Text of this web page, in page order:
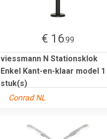
€ 16.99
viessmann N Stationsklok
Enkel Kant-en-klaar model 1
stuk(s)
Conrad NL